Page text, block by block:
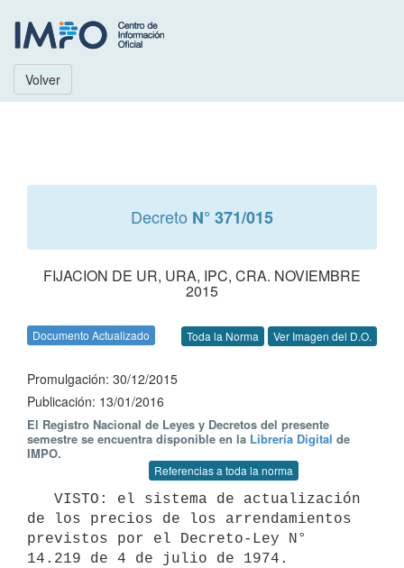
Volver
Decreto N° 371/015
FIJACION DE UR, URA, IPC, CRA. NOVIEMBRE
2015
Documento Actualizado Toda la Norma Ver Imagen del D.O.
Promulgación: 30/12/2015
Publicación: 13/01/2016
El Registro Nacional de Leyes y Decretos del presente
semestre se encuentra disponible en la Librería Digital de
IMPO.
Referencias a toda la norma
de los precios de los arrendamientos
previstos por el Decreto-Ley N°
14.219 de 4 de julio de 1974.